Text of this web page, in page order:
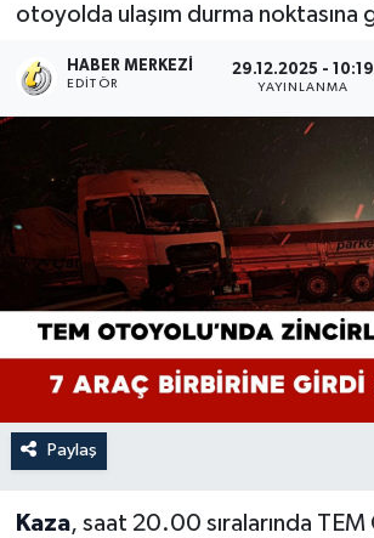
otoyolda ulaşım durma noktasına
HABER MERKEZI
EDITÖR
29.12.2025 - 10:19
YAYINLANMA
Paylaş
Kaza, saat 20.00 sıralarında TEM